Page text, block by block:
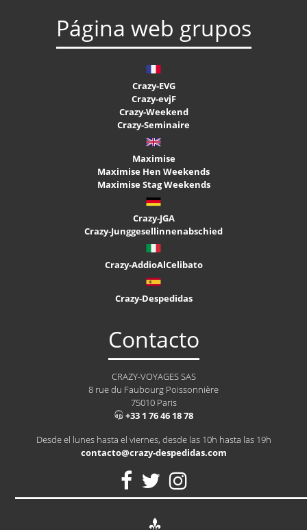
Página web grupos
Crazy-EVG
Crazy-evjF
Crazy-Weekend
Crazy-Seminaire
Maximise
Maximise Hen Weekends
Maximise Stag Weekends
Crazy-JGA
Crazy-Junggesellinnenabschied
Crazy-AddioAlCelibato
Crazy-Despedidas
Contacto
CRAZY-VOYAGES SAS
8 rue du Faubourg Poissonnière
75010 Paris
+33 1 76 46 18 78
Desde el lunes hasta el viernes, desde las 10h hasta las 19h
contacto@crazy-despedidas.com